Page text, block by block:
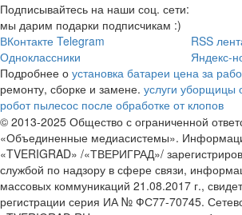
Подписывайтесь на наши соц. сети:
мы дарим подарки подписчикам :)
ВКонтакте Telegram
Одноклассники
RSS
Яндекс-
Подробнее о установка батареи цена за
ремонту, сборке и замене. услуги уборщицы
робот пылесос после обработке от клопов
© 2013-2025 Общество с ограниченной
«Объединенные медиасистемы».
«TVERIGRAD» /«ТВЕРИГРАД»/
службой по надзору в сфере связи,
массовых коммуникаций 21.08.2017 г.,
регистрации серия ИА № ФС77-70745.